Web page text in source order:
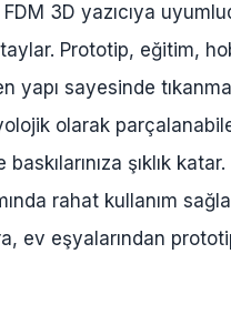
FDM 3D yazıcıya
Prototip, eğitim,
yapı sayesinde
olarak
şıklık katar.
rahat kullanım
ev eşyalarından